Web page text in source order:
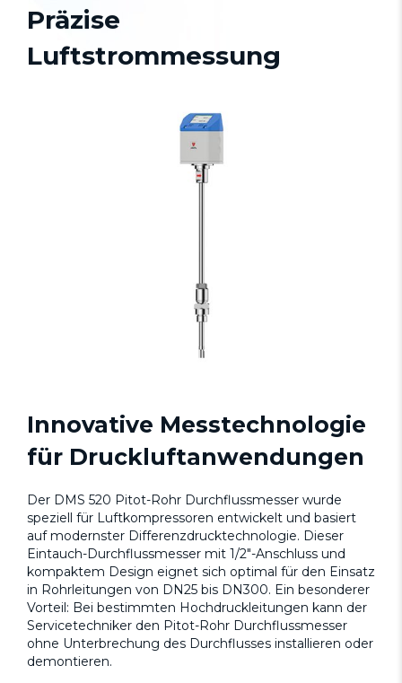
Präzise
Luftstrommessung
Innovative Messtechnologie
für Druckluftanwendungen
Der DMS 520 Pitot-Rohr Durchflussmesser wurde
speziell für Luftkompressoren entwickelt und basiert
auf modernster Differenzdrucktechnologie. Dieser
Eintauch-Durchflussmesser mit 1/2"-Anschluss und
kompaktem Design eignet sich optimal für den Einsatz
in Rohrleitungen von DN25 bis DN300. Ein besonderer
Vorteil: Bei bestimmten Hochdruckleitungen kann der
Servicetechniker den Pitot-Rohr Durchflussmesser
ohne Unterbrechung des Durchflusses installieren oder
demontieren.